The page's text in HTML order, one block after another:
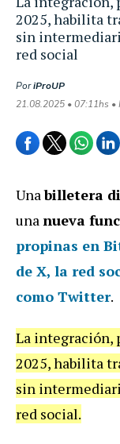
2025, habilita
sin
red social
PoriProUP
21.08.2025 • 07:11hs •
Unabilletera
unanueva
propinas en
de X, la red
como Twitter.
La integración,
2025, habilita
sin
red social.